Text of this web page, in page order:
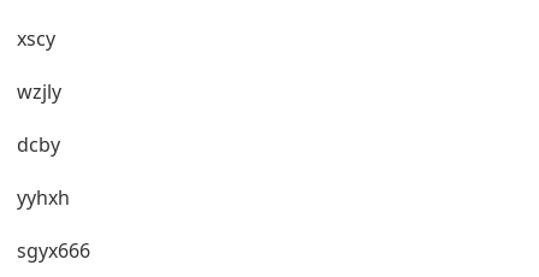
xscy
wzjly
dcby
yyhxh
sgyx666